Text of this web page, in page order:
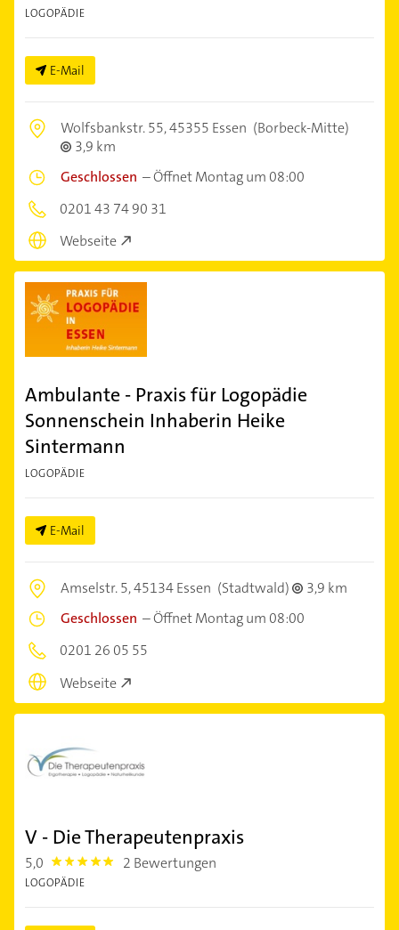
LOGOPÄDIE
E-Mail
Wolfsbankstr. 55,45355 Essen (Borbeck-Mitte)
3,9 km
Geschlossen –Öffnet Montag um 08:00
0201 43 74 90 31
Webseite
Ambulante - Praxis für Logopädie
Sonnenschein Inhaberin Heike
Sintermann
LOGOPÄDIE
E-Mail
Amselstr. 5,45134 Essen (Stadtwald)
3,9 km
Geschlossen –Öffnet Montag um 08:00
0201 26 05 55
Webseite
V - Die Therapeutenpraxis
5,0 5.0 2 Bewertungen
LOGOPÄDIE